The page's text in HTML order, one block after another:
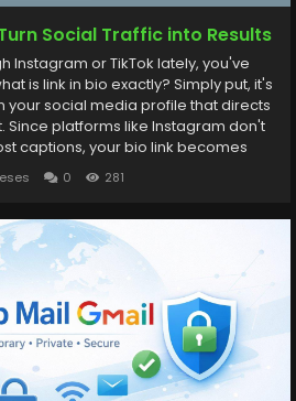
Social Traffic into Results
Instagram or TikTok lately, you've
is link in bio exactly? Simply put, it's
your social media profile that directs
Since platforms like Instagram don't
captions, your bio link becomes
estate. From Simple URL to
to "what is link in bio" has evolved
0 281